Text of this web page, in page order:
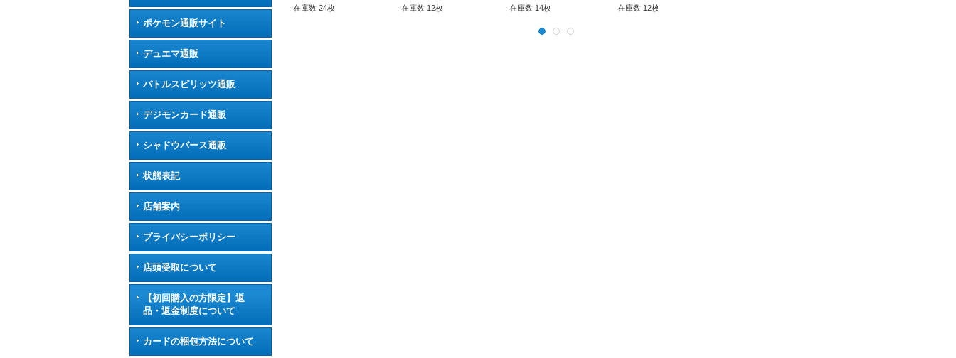
ポケモン通販サイト
デュエマ通販
バトルスピリッツ通販
デジモンカード通販
シャドウバース通販
状態表記
店舗案内
プライバシーポリシー
店頭受取について
【初回購入の方限定】返
品・返金制度について
カードの梱包方法について
在庫数 24枚 在庫数 12枚 在庫数 14枚 在庫数 12枚